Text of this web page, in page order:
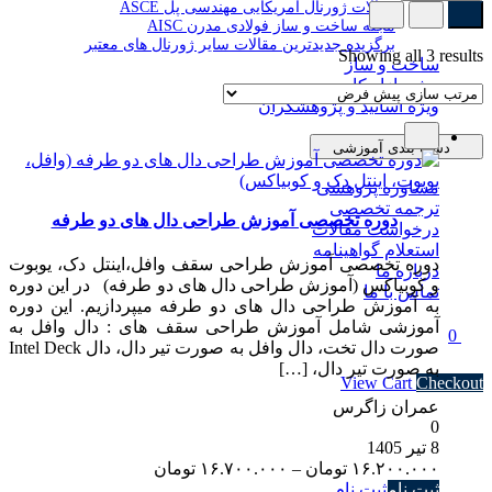
مقالات ژورنال آمریکایی مهندسی پل ASCE
مجله ساخت و ساز فولادی مدرن AISC
برگزیده جدیدترین مقالات سایر ژورنال های معتبر
ساخت و ساز
ویژه بازار کار
ویژه اساتید و پژوهشگران
مشاوره پژوهشی
ترجمه تخصصی
درخواست مقالات
استعلام گواهینامه
درباره ما
تماس با ما
0
Subtotal ۰ تومان
View Cart Checkout
Showing all 3 results
دوره تخصصی آموزش طراحی دال های دو طرفه
دوره تخصصی آموزش طراحی سقف وافل،اینتل دک، یوبوت
و کوبیاکس (آموزش طراحی دال های دو طرفه) در این دوره
به آموزش طراحی دال های دو طرفه میپردازیم. این دوره
آموزشی شامل آموزش طراحی سقف های : دال وافل به
صورت دال تخت، دال وافل به صورت تیر دال، دال Intel Deck
به صورت تیر دال، […]
عمران زاگرس
0
8 تیر 1405
۱۶.۲۰۰.۰۰۰ تومان – ۱۶.۷۰۰.۰۰۰ تومان